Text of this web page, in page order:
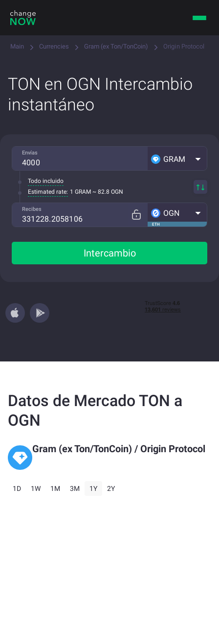
Main Currencies Gram (ex Ton/TonCoin) Origin Protocol
TON en OGN Intercambio
instantáneo
Envías
GRAM
Todo incluido
Estimated rate: 1 GRAM ~ 82.8 OGN
Recibes
ETH
OGN
Intercambio
Datos de Mercado TON a
OGN
Gram (ex Ton/TonCoin) / Origin Protocol
1D 1W 1M 3M 1Y 2Y